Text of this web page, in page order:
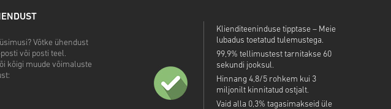
Võtke ühendust
või posti teel.
kõigi muude võimaluste
Klienditeeninduse tipptase – Meie
lubadus toetatud tulemustega.
99,9% tellimustest tarnitakse 60
sekundi jooksul.
Hinnang 4,8/5 rohkem kui 3
miljonilt kinnitatud ostjalt.
Vaid alla 0,3% tagasimakseid üle